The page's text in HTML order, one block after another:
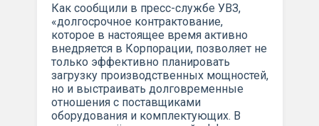
Как сообщили в пресс-службе УВЗ,
«долгосрочное контрактование,
которое в настоящее время активно
внедряется в Корпорации, позволяет не
только эффективно планировать
загрузку производственных мощностей,
но и выстраивать долговременные
отношения с поставщиками
оборудования и комплектующих. В